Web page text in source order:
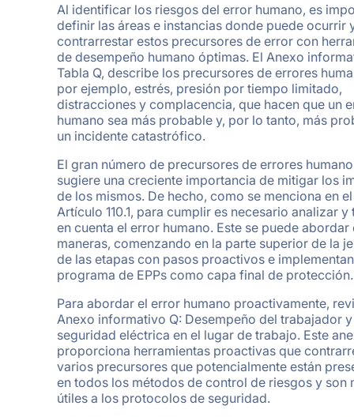
Al identificar los riesgos del error humano, es
definir las áreas e instancias donde puede ocurrir
contrarrestar estos precursores de error con
de desempeño humano óptimas. El Anexo
Tabla Q, describe los precursores de errores
por ejemplo, estrés, presión por tiempo limitado,
distracciones y complacencia, que hacen que un
humano sea más probable y, por lo tanto, más
un incidente catastrófico.
El gran número de precursores de errores
sugiere una creciente importancia de mitigar los
de los mismos. De hecho, como se menciona en el
Artículo 110.1, para cumplir es necesario analizar y
en cuenta el error humano. Este se puede abordar
maneras, comenzando en la parte superior de la
de las etapas con pasos proactivos e
programa de EPPs como capa final de protección.
Para abordar el error humano proactivamente,
Anexo informativo Q: Desempeño del trabajador y
seguridad eléctrica en el lugar de trabajo. Este
proporciona herramientas proactivas que
varios precursores que potencialmente están
en todos los métodos de control de riesgos y son
útiles a los protocolos de seguridad.